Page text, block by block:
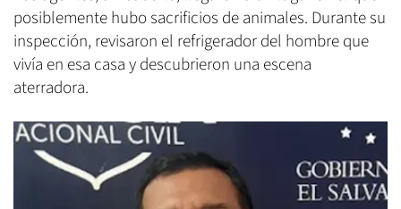
posiblemente hubo sacrificios de animales. Durante su
inspección, revisaron el refrigerador del hombre que
vivía en esa casa y descubrieron una escena
aterradora.